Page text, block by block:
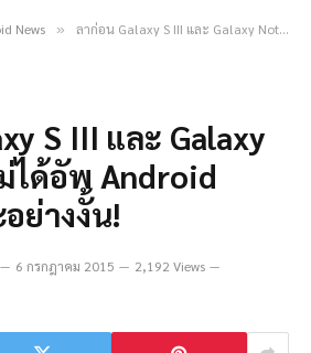
News » ลาก่อน Galaxy S III และ Galaxy Note II จะไม่ได้อัพ Android Lollipop ซะอย่างงั้น!
S III และ Galaxy
ได้อัพ Android
ย่างงั้น!
6 กรกฎาคม 2015
2,192 Views